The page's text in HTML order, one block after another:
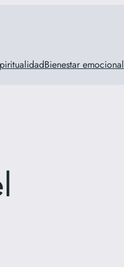
Bienestar emocional